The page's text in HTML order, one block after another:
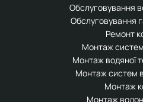
Обслуговування
Обслуговування
Ремонт
Монтаж
Монтаж водяної
Монтаж систем
Монтаж
Монтаж